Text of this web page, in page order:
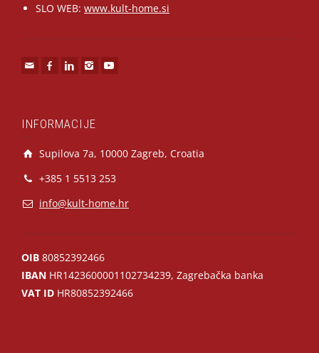
SLO WEB: www.kult-home.si
INFORMACIJE
Supilova 7a, 10000 Zagreb, Croatia
+385 1 5513 253
info@kult-home.hr
OIB 80852392466
IBAN HR1423600001102734239, Zagrebačka banka
VAT ID HR80852392466